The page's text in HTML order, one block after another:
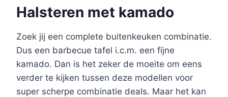
Halsteren met kamado
Zoek jij een complete buitenkeuken combinatie.
Dus een barbecue tafel i.c.m. een fijne
kamado. Dan is het zeker de moeite om eens
verder te kijken tussen deze modellen voor
super scherpe combinatie deals. Maar het kan